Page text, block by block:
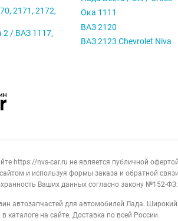
2171, 2172,
2 / ВАЗ 1117,
Ока 1111
ВАЗ 2120
ВАЗ 2123 Chevrolet Niva
https://nvs-car.ru не является публичной
и используя формы заказа и обратной
Ваших данных согласно закону №152-ФЗ:
автозапчастей для автомобилей Лада.
каталоге на сайте. Доставка по всей России.